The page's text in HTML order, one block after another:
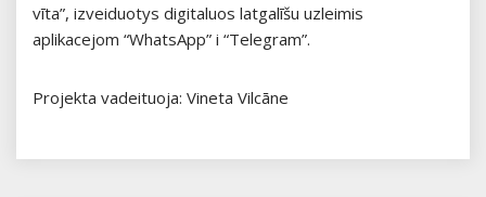
vīta”, izveiduotys digitaluos latgalīšu uzleimis
aplikacejom “WhatsApp” i “Telegram”.
Projekta vadeituoja: Vineta Vilcāne